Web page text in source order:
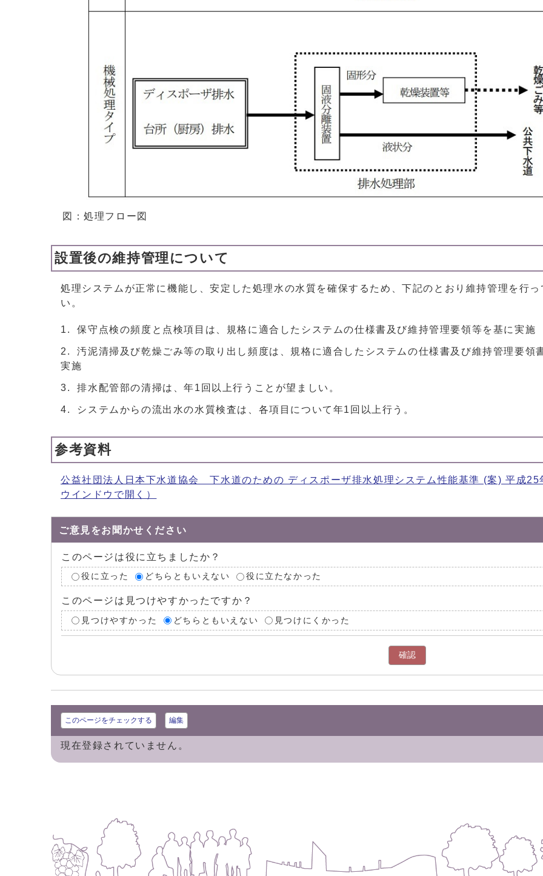
図：処理フロー図
設置後の維持管理について
処理システムが正常に機能し、安定した処理水の水質を確保するため、下記のとおり維持管理を行
い。
保守点検の頻度と点検項目は、規格に適合したシステムの仕様書及び維持管理要領等を基に実施
汚泥清掃及び乾燥ごみ等の取り出し頻度は、規格に適合したシステムの仕様書及び維持管理要領
実施
排水配管部の清掃は、年1回以上行うことが望ましい。
システムからの流出水の水質検査は、各項目について年1回以上行う。
参考資料
公益社団法人日本下水道協会 下水道のための ディスポーザ排水処理システム性能基準 (案) 平成25
ウインドウで開く）
ご意見をお聞かせください
このページは役に立ちましたか？
役に立った どちらともいえない 役に立たなかった
このページは見つけやすかったですか？
見つけやすかった どちらともいえない 見つけにくかった
確認
このページをチェックする 編集
現在登録されていません。